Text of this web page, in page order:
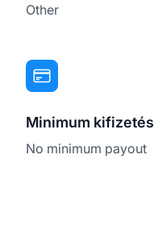
Other
Minimum kifizetés
No minimum payout